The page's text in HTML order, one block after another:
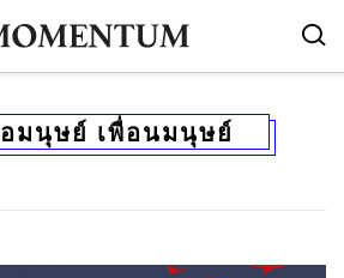
อมนุษย์ เพื่อนมนุษย์